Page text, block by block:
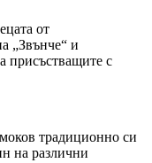
от
„Звънче“ и
присъстващите с
традиционно си
на различни